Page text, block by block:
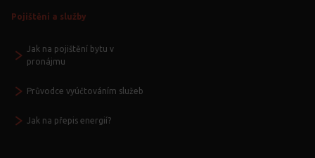
Pojištění a služby
Jak na pojištění bytu v
pronájmu
Průvodce vyúčtováním služeb
Jak na přepis energií?